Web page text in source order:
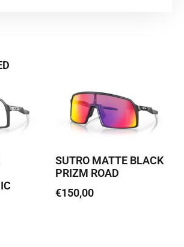
SUTRO MATTE BLACK
PRIZM ROAD
€150,00